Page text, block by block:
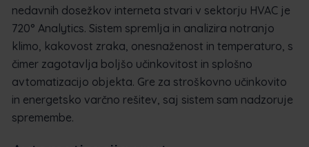
nedavnih dosežkov interneta stvari v sektorju HVAC je
720° Analytics. Sistem spremlja in analizira notranjo
klimo, kakovost zraka, onesnaženost in temperaturo, s
čimer zagotavlja boljšo učinkovitost in splošno
avtomatizacijo objekta. Gre za stroškovno učinkovito
in energetsko varčno rešitev, saj sistem sam nadzoruje
spremembe.